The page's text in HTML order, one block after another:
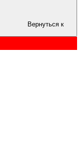
Вернуться к